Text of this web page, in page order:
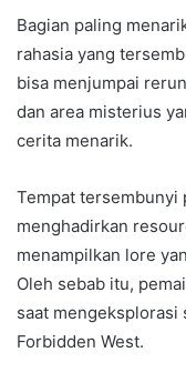
Bagian paling
rahasia yang
bisa menjumpai
dan area misterius
cerita menarik.
Tempat tersembunyi
menghadirkan
menampilkan lore
Oleh sebab itu,
saat mengeksplorasi
Forbidden West.